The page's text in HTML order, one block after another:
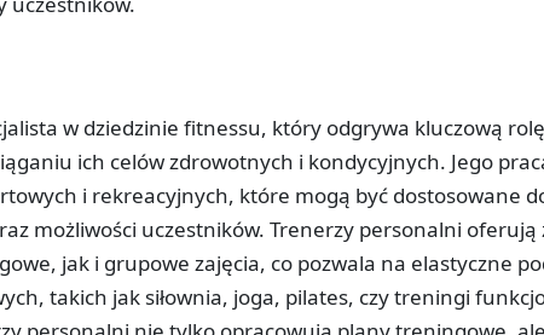
w dziedzinie fitnessu, który odgrywa kluczową
ich celów zdrowotnych i kondycyjnych. Jego
i rekreacyjnych, które mogą być dostosowane
możliwości uczestników. Trenerzy personalni oferują
jak i grupowe zajęcia, co pozwala na elastyczne
takich jak siłownia, joga, pilates, czy treningi